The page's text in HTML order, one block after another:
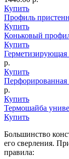
Купить
Профиль
Купить
Коньковый
Купить
р.
Купить
р.
Купить
Термошайба
Купить
Большинство
его сверления.
правила: